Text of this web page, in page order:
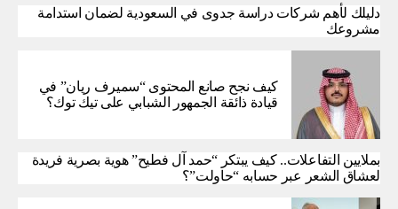
دليلك لأهم شركات دراسة جدوى في السعودية لضمان استدامة
مشروعك
كيف نجح صانع المحتوى “سميرف ريان” في
قيادة ذائقة الجمهور الشبابي على تيك توك؟
بملايين التفاعلات.. كيف يبتكر “حمد آل فطيح” هوية بصرية فريدة
لعشاق الشعر عبر حسابه “حاولت”؟